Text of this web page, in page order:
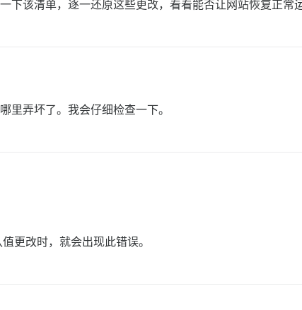
下该清单，逐一还原这些更改，看看能否让网站恢复正常
里弄坏了。我会仔细检查一下。
更改时，就会出现此错误。